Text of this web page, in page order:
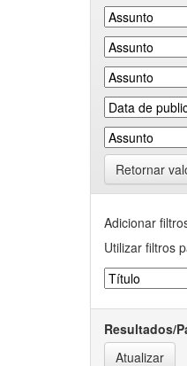
Retornar
Adicionar
Utilizar filtros
Resultados/